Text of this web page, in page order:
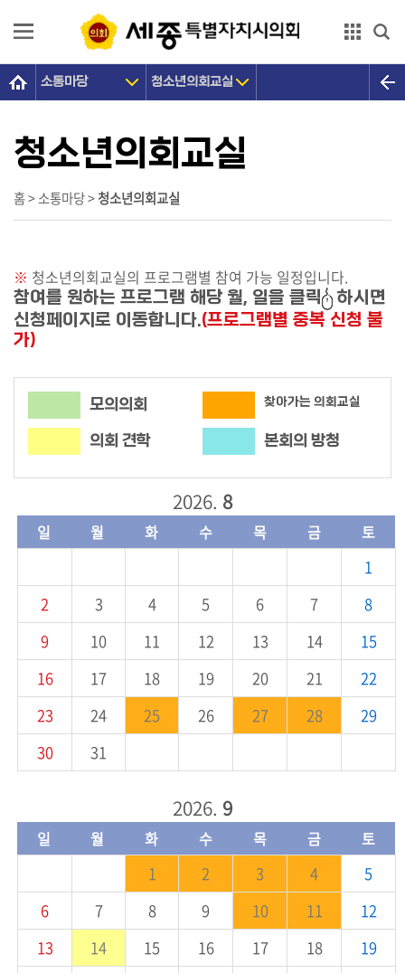
의
개
의
원
의
정
활
여
통
당
회
식
의
정
동
공
소통마당 청소년의회교실
홈 > 소통마당 >청소년의회교실
청소년의회교실
※ 청소년의회교실의 프로그램별 참여 가능 일정입니다.
참여를 원하는 프로그램 해당 월, 일을 클릭
하시면
신청페이지로 이동합니다.(프로그램별 중복 신청 불
가)
모의의회 찾아가는 의회교실
의회 견학 본회의 방청
2026. 8
일 월 화 수 목 금
토
1
2
3 4 5 6 7
8
9
10 11 12 13 14
15
16
17 18 19 20 21
22
23
24 25 26 27 28
29
30
31
2026. 9
일 월 화 수 목 금
토
1
2 3 4
5
6
7 8 9 10 11
12
13
14 15 16 17 18
19